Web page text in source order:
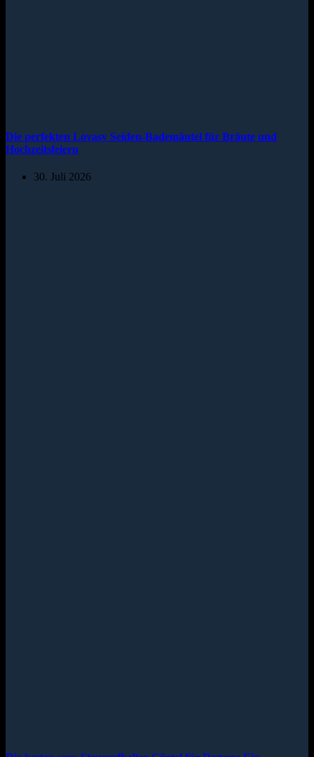
Die perfekten Lovasy Seiden-Bademäntel für Bräute und
Hochzeitsfeiern
30. Juli 2026